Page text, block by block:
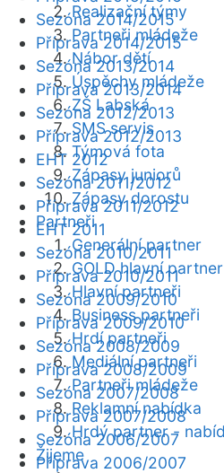
Realizační týmy
Partneři mládeže
Nábor dětí
Úspěchy mládeže
ZŠ Labská
SMS servis
Týmová fota
Zápasy juniorů
Zápasy dorostu
Partneři
Generální partner
GOLD hlavní partner
Hlavní partneři
Business partneři
Hrdí partneři
Mediální partneři
Partneři mládeže
Reklamní nabídka
Hrdý partner -
Žijeme
Sezóna 2014/2015
Příprava 2014/2015
Sezóna 2013/2014
Příprava 2013/2014
Sezóna 2012/2013
Příprava 2012/2013
EHT 2012
Sezóna 2011/2012
Příprava 2011/2012
EHT 2011
Sezóna 2010/2011
Příprava 2010/2011
Sezóna 2009/2010
Příprava 2009/2010
Sezóna 2008/2009
Příprava 2008/2009
Sezóna 2007/2008
Příprava 2007/2008
Sezóna 2006/2007
Příprava 2006/2007